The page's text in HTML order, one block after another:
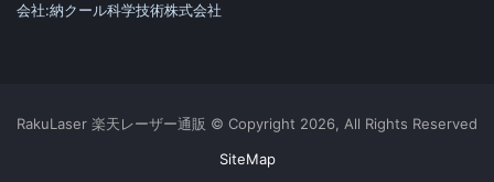
会社:納クール科学技術株式会社
RakuLaser 楽天レーザー通販 © Copyright 2026, All Rights Reserved
SiteMap